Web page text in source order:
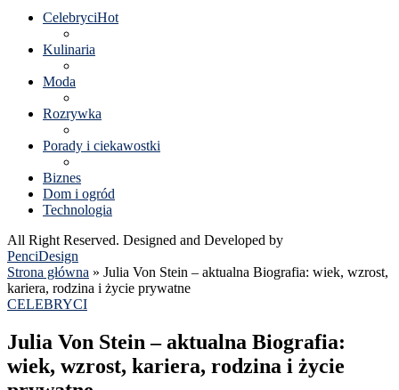
CelebryciHot
Kulinaria
Moda
Rozrywka
Porady i ciekawostki
Biznes
Dom i ogród
Technologia
All Right Reserved. Designed and Developed by
PenciDesign
Strona główna » Julia Von Stein – aktualna Biografia: wiek, wzrost,
kariera, rodzina i życie prywatne
CELEBRYCI
Julia Von Stein – aktualna Biografia:
wiek, wzrost, kariera, rodzina i życie